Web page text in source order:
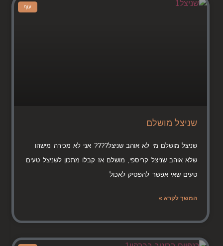
עוף
שניצל מושלם
שניצל מושלם מי לא אוהב שניצל???? אני לא מכירה מישהו
שלא אוהב שניצל קריספי, מושלם אז קבלו מתכון לשניצל טעים
טעים שאי אפשר להפסיק לאכול
המשך לקרא »